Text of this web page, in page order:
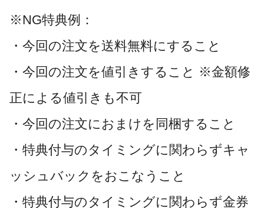
※NG特典例：
・今回の注文を送料無料にすること
・今回の注文を値引きすること ※金額修
正による値引きも不可
・今回の注文におまけを同梱すること
・特典付与のタイミングに関わらずキャ
ッシュバックをおこなうこと
・特典付与のタイミングに関わらず金券